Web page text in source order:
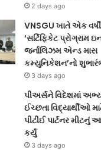
2 days ago
VNSGU ખાતે એક
‘સર્ટિફિકેટ પ્રોગ્રામ
જર્નાલિઝમ એન્ડ માસ
કમ્યુનિકેશન’નો
3 days ago
પીઅર્સને વિદેશમાં
ઈચ્છતા વિદ્યાર્થીઓ
પીટીઈ પાર્ટનર
કર્યું
3 days ago